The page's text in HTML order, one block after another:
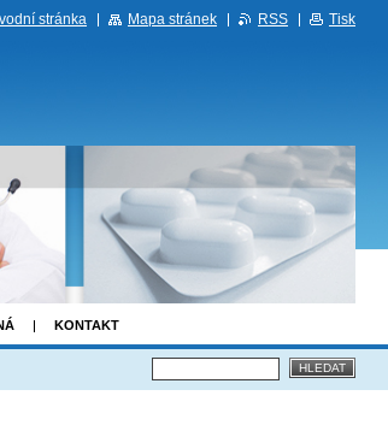
KONTAKT
stránka Mapa stránek RSS Tisk